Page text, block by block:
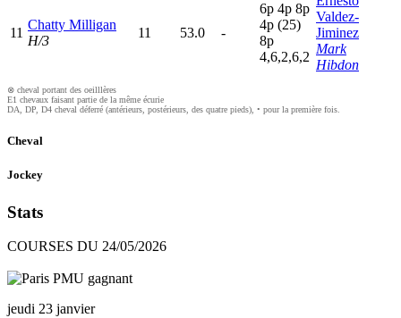
11
Chatty Milligan
H/3
11 53.0 -
6p 4p 8p
4p (25)
8p
4,6,2,6,2
Valdez-
Jiminez
Mark
Hibdon
⊗ cheval portant des oeilllères
E1 chevaux faisant partie de la même écurie
DA, DP, D4 cheval déferré (antérieurs, postérieurs, des quatre pieds), • pour la première fois.
Cheval
Jockey
Stats
COURSES DU 24/05/2026
jeudi 23 janvier